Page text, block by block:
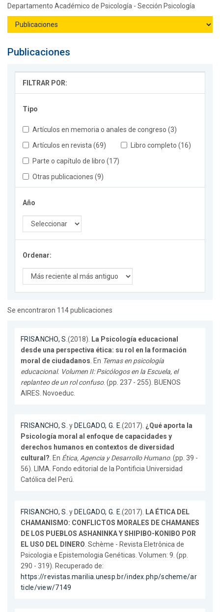
Departamento Académico de Psicología - Sección Psicología
Publicaciones
FILTRAR POR:
Tipo
Artículos en memoria o anales de congreso (3)
Artículos en revista (69)
Libro completo (16)
Parte o capítulo de libro (17)
Otras publicaciones (9)
Año
Ordenar:
Se encontraron 114 publicaciones
FRISANCHO, S.(2018). La Psicología educacional
desde una perspectiva ética: su rol en la formación
moral de ciudadanos. En Temas en psicología
educacional. Volumen II: Psicólogos en la Escuela, el
replanteo de un rol confuso. (pp. 237 - 255). BUENOS
AIRES. Novoeduc.
FRISANCHO, S. y DELGADO, G. E.(2017). ¿Qué aporta la
Psicología moral al enfoque de capacidades y
derechos humanos en contextos de diversidad
cultural?. En Ética, Agencia y Desarrollo Humano. (pp. 39 -
56). LIMA. Fondo editorial de la Pontificia Universidad
Católica del Perú.
FRISANCHO, S. y DELGADO, G. E.(2017). LA ÉTICA DEL
CHAMANISMO: CONFLICTOS MORALES DE CHAMANES
DE LOS PUEBLOS ASHANINKA Y SHIPIBO-KONIBO POR
EL USO DEL DINERO. Schème - Revista Eletrônica de
Psicologia e Epistemologia Genéticas. Volumen: 9. (pp.
290 - 319). Recuperado de:
https://revistas.marilia.unesp.br/index.php/scheme/ar
ticle/view/7149